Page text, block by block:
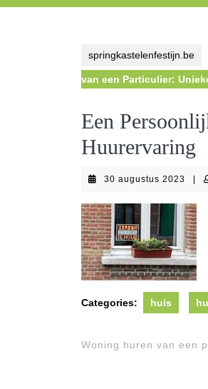
springkastelenfestijn.be
van een Particulier:
Een
Huurervaring
30 augustus 2023 30
2023
Categories: huis
Woning huren van een